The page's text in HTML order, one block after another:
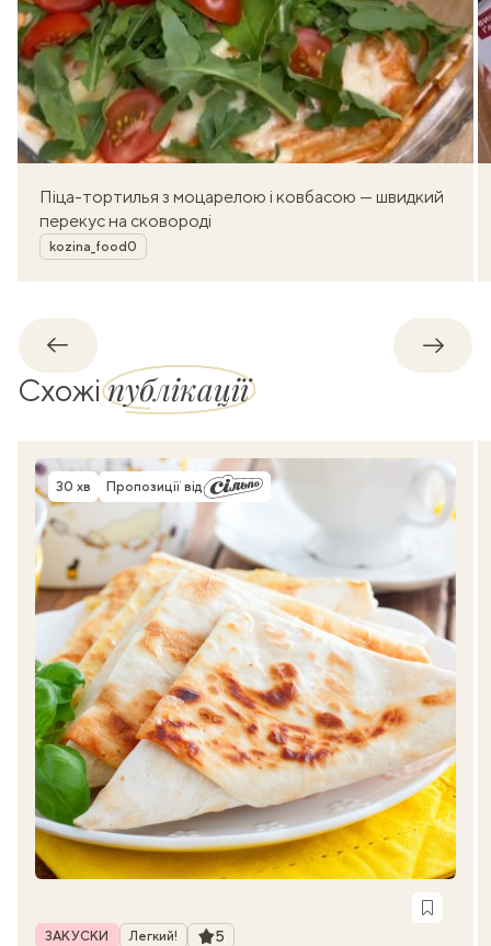
Піца-тортилья з моцарелою і ковбасою — швидкий
перекус на сковороді
Автор
kozina_food0
Назад
Схожіпублікації
Час приготування
30 хв Пропозиції від
Рубрика
ЗАКУСКИ Легкий! Рейтинг
5